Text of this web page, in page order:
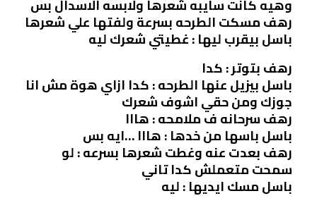
وهيه كانت سايبه شعرها ولابسه الاسدال بس
رهف مسكت الطرحه بسرعة ولفتها علي شعرها
باسل بيقرب ليها : غطيتي شعرك ليه
رهف بتوتر : كدا
باسل بيزيل عنها الطرحه : كدا ازاي هوة مش انا
جوزك ومن حقي اشوف شعرك
رهف سرحانه ف ملامحه : هااا
باسل باسها من خدها : هااا …ايه بس
رهف بعدت عنه وغطت شعرها بسرعه : لو
سمحت متعملش كدا تاني
باسل مسك ايديها : ليه